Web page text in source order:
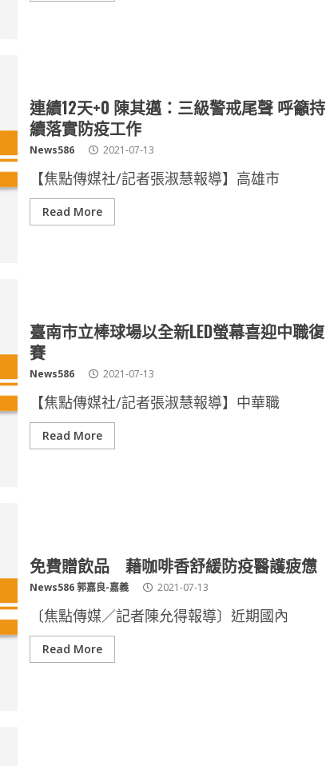
連續12天+0 陳其邁：三級警戒尾聲 呼籲持
續落實防疫工作
News586 2021-07-13
【焦點傳媒社/記者張淑慧報導】高雄市
Read More
臺南市立棒球場以全新LED螢幕喜迎中職復
賽
News586 2021-07-13
【焦點傳媒社/記者張淑慧報導】中華職
Read More
免費贈飲品 藉咖啡香舒緩防疫醫護疲憊
News586 郭嘉良-嘉義 2021-07-13
〔焦點傳媒／記者陳允得報導〕近期國內
Read More